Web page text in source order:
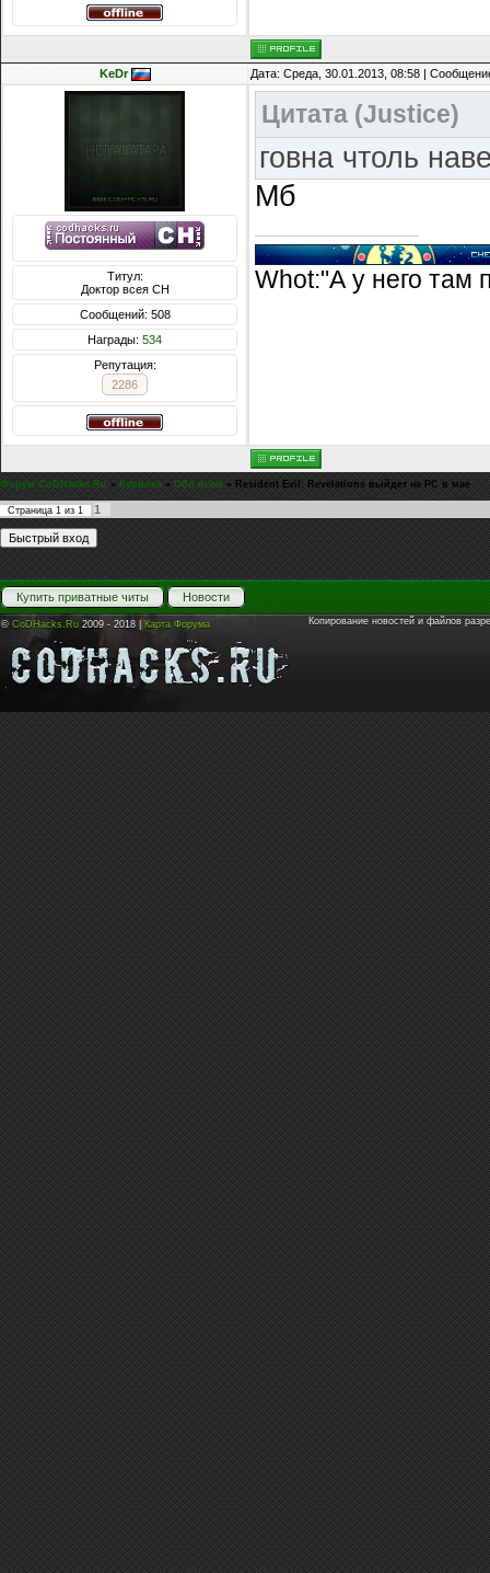
KeDr Дата: Среда, 30.01.2013, 08:58 |
Титул:
Доктор всея CH
Сообщений: 508
Награды: 534
Репутация:
2286
Цитата (Justice)
говна чтоль
Мб
Whot:"А у него там
Форум CoDHacks.Ru » Курилка » Обо всем » Resident Evil: Revelations выйдет на PC в мае
Страница 1 из 1 1
Купить приватные читы Новости
© CoDHacks.Ru 2009 - 2018 | Карта Форума Копирование новостей и файлов